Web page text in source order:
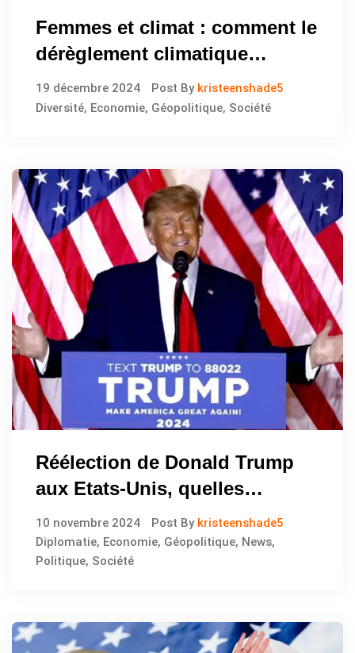
Femmes et climat : comment le
dérèglement climatique
amplifie les inégalités sociales
19 décembre 2024 Post By kristeenshade5
Diversité, Economie, Géopolitique, Société
Réélection de Donald Trump
aux Etats-Unis, quelles
conséquences sur la
géopolitique mondiale
10 novembre 2024 Post By kristeenshade5
Diplomatie, Economie, Géopolitique, News,
Politique, Société